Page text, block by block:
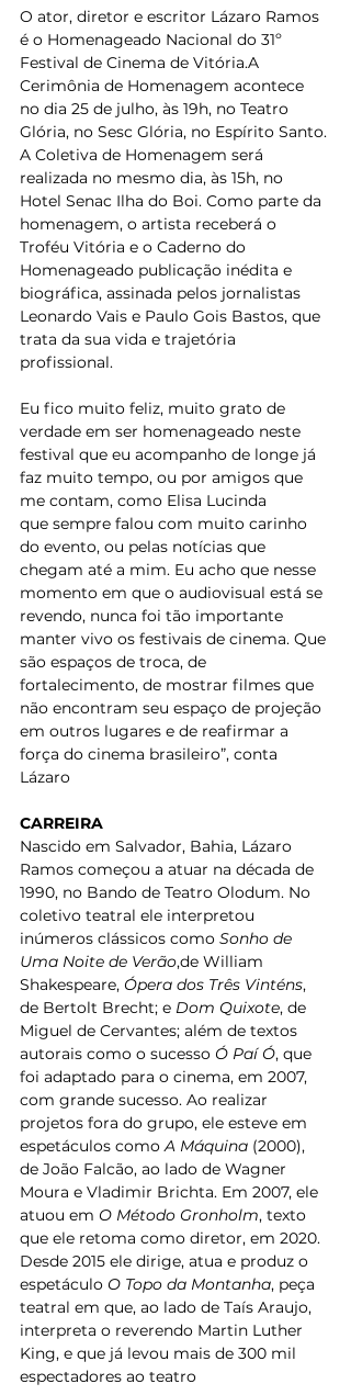
O ator, diretor e escritor Lázaro Ramos
é o Homenageado Nacional do 31º
Festival de Cinema de Vitória.A
Cerimônia de Homenagem acontece
no dia 25 de julho, às 19h, no Teatro
Glória, no Sesc Glória, no Espírito Santo.
A Coletiva de Homenagem será
realizada no mesmo dia, às 15h, no
Hotel Senac Ilha do Boi. Como parte da
homenagem, o artista receberá o
Troféu Vitória e o Caderno do
Homenageado publicação inédita e
biográfica, assinada pelos jornalistas
Leonardo Vais e Paulo Gois Bastos, que
trata da sua vida e trajetória
profissional.
Eu fico muito feliz, muito grato de
verdade em ser homenageado neste
festival que eu acompanho de longe já
faz muito tempo, ou por amigos que
me contam, como Elisa Lucinda
que sempre falou com muito carinho
do evento, ou pelas notícias que
chegam até a mim. Eu acho que nesse
momento em que o audiovisual está se
revendo, nunca foi tão importante
manter vivo os festivais de cinema. Que
são espaços de troca, de
fortalecimento, de mostrar filmes que
não encontram seu espaço de projeção
em outros lugares e de reafirmar a
força do cinema brasileiro”, conta
Lázaro
CARREIRA
Nascido em Salvador, Bahia, Lázaro
Ramos começou a atuar na década de
1990, no Bando de Teatro Olodum. No
coletivo teatral ele interpretou
inúmeros clássicos como Sonho de
Uma Noite de Verão,de William
Shakespeare, Ópera dos Três Vinténs,
de Bertolt Brecht; e Dom Quixote, de
Miguel de Cervantes; além de textos
autorais como o sucesso Ó Paí Ó, que
foi adaptado para o cinema, em 2007,
com grande sucesso. Ao realizar
projetos fora do grupo, ele esteve em
espetáculos como A Máquina (2000),
de João Falcão, ao lado de Wagner
Moura e Vladimir Brichta. Em 2007, ele
atuou em O Método Gronholm, texto
que ele retoma como diretor, em 2020.
Desde 2015 ele dirige, atua e produz o
espetáculo O Topo da Montanha, peça
teatral em que, ao lado de Taís Araujo,
interpreta o reverendo Martin Luther
King, e que já levou mais de 300 mil
espectadores ao teatro